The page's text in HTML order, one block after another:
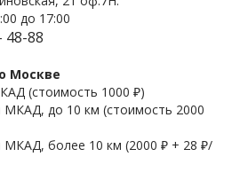
до 17:00
48-88
Москве
(стоимость 1000 ₽)
до 10 км (стоимость 2000
более 10 км (2000 ₽ + 28 ₽/